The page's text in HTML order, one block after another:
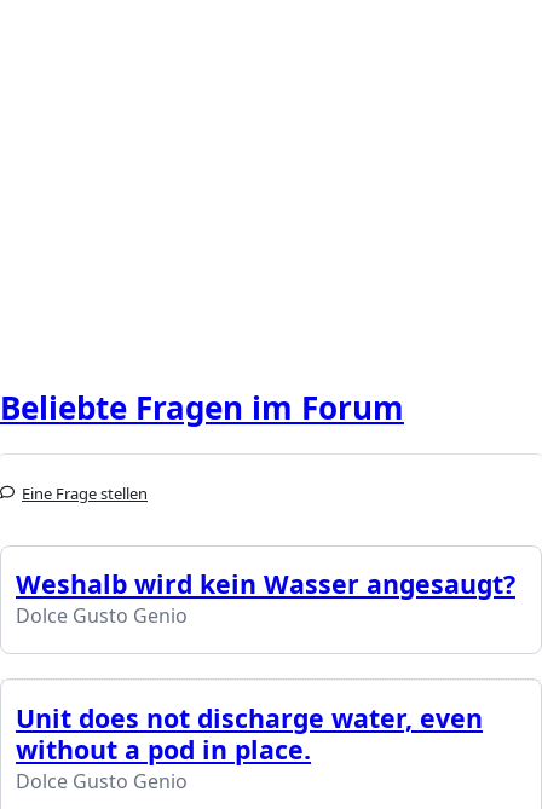
Beliebte Fragen im Forum
Eine Frage stellen
Weshalb wird kein Wasser angesaugt?
Dolce Gusto Genio
Unit does not discharge water, even
without a pod in place.
Dolce Gusto Genio